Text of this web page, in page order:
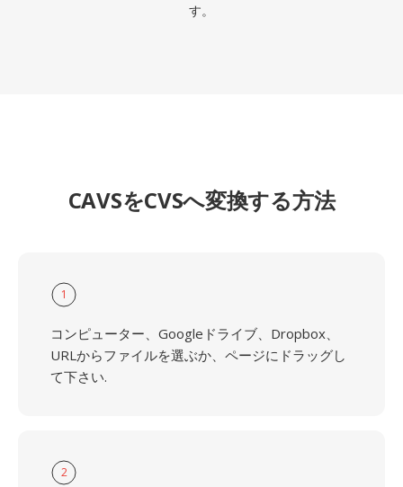
す。
CAVSをCVSへ変換する方法
1
コンピューター、Googleドライブ、Dropbox、
URLからファイルを選ぶか、ページにドラッグし
て下さい.
2